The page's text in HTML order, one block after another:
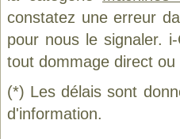
constatez une erreur
pour nous le signaler.
tout dommage direct
(*) Les délais sont
d'information.